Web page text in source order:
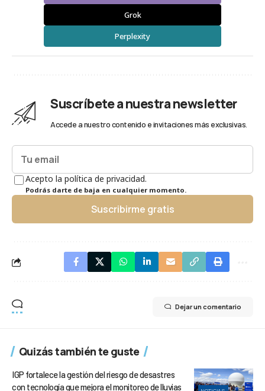
Grok
Perplexity
Suscríbete a nuestra newsletter
Accede a nuestro contenido e invitaciones más exclusivas.
Acepto la política de privacidad.
Podrás darte de baja en cualquier momento.
Suscribirme gratis
Dejar un comentario
Quizás también te guste
IGP fortalece la gestión del riesgo de desastres
con tecnología que mejora el monitoreo de lluvias